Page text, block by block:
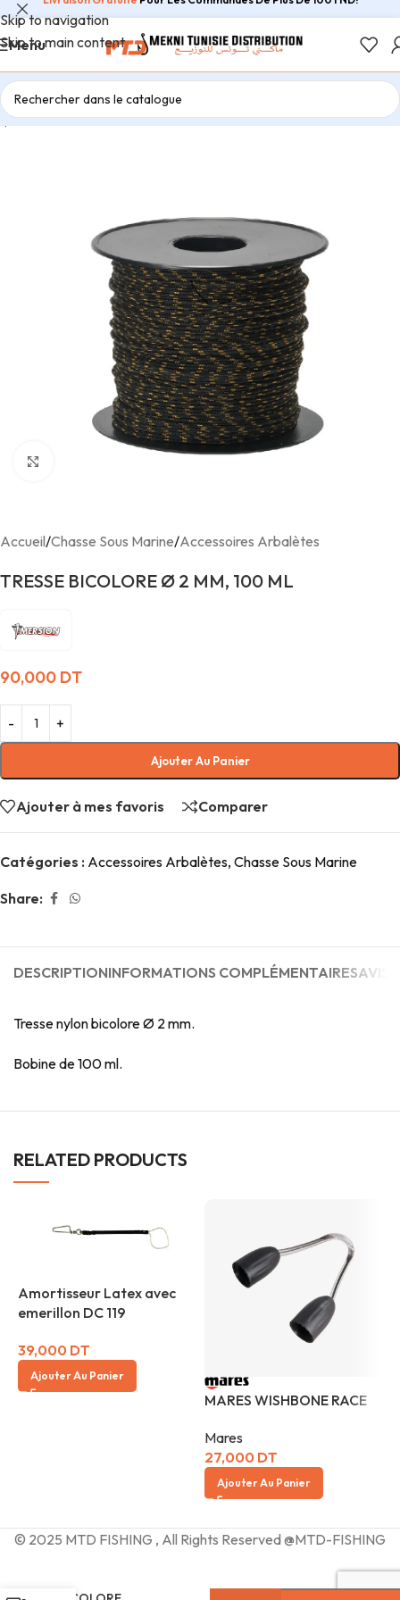
Skip to navigation
Skip to main content
Menu
Accueil/Chasse Sous Marine/Accessoires Arbalètes
TRESSE BICOLORE Ø 2 MM, 100 ML
90,000 DT
Ajouter Au Panier
Ajouter à mes favoris Comparer
Catégories : Accessoires Arbalètes, Chasse Sous Marine
Share:
DESCRIPTIONINFORMATIONS COMPLÉMENTAIRESAVIS
Tresse nylon bicolore Ø 2 mm.
Bobine de 100 ml.
RELATED PRODUCTS
Amortisseur Latex avec
emerillon DC 119
39,000 DT
Ajouter Au Panier
MARES WISHBONE RACE
Mares
27,000 DT
Ajouter Au Panier
© 2025 MTD FISHING , All Rights Reserved @MTD-FISHING